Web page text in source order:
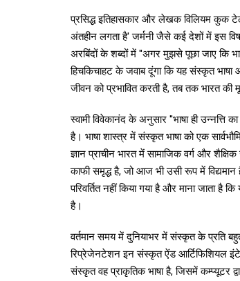
प्रसिद्ध इतिहासकार और लेखक विलियम कुक
अंतहीन लगता है' जर्मनी जैसे कई देशों में इस
अरबिंदों के शब्दों में ''अगर मुझसे पूछा जाए कि
हिचकिचाहट के जवाब दूंगा कि यह संस्कृत
जीवन को प्रभावित करती है, तब तक भारत की
स्वामी विवेकानंद के अनुसार ''भाषा ही
है। भाषा शास्त्र में संस्कृत भाषा को एक
ज्ञान प्राचीन भारत में सामाजिक वर्ग और
काफी समृद्ध है, जो आज भी उसी रूप में
परिवर्तित नहीं किया गया है और माना जाता
है।
वर्तमान समय में दुनियाभर में संस्कृत के प्रति
रिप्रेजेनटेशन इन संस्कृत ऐंड आर्टिफिशियल
संस्कृत वह प्राकृतिक भाषा है, जिसमें कम्प्यूटर